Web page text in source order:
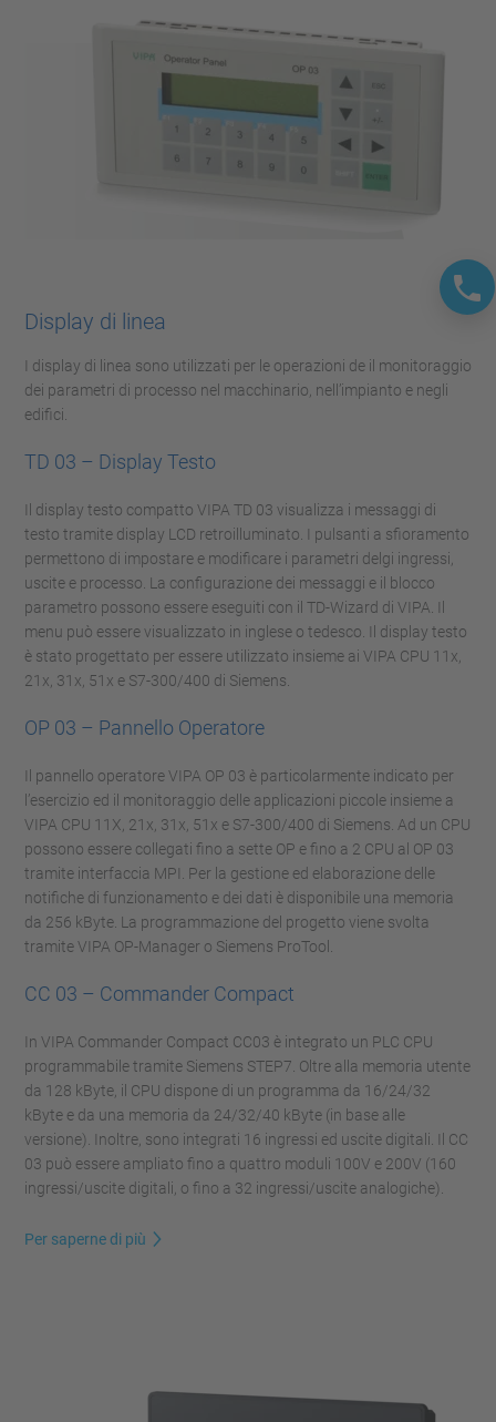
Display di linea
I display di linea sono utilizzati per le operazioni de il monitoraggio
dei parametri di processo nel macchinario, nell’impianto e negli
edifici.
TD 03 – Display Testo
Il display testo compatto VIPA TD 03 visualizza i messaggi di
testo tramite display LCD retroilluminato. I pulsanti a sfioramento
permettono di impostare e modificare i parametri delgi ingressi,
uscite e processo. La configurazione dei messaggi e il blocco
parametro possono essere eseguiti con il TD-Wizard di VIPA. Il
menu può essere visualizzato in inglese o tedesco. Il display testo
è stato progettato per essere utilizzato insieme ai VIPA CPU 11x,
21x, 31x, 51x e S7-300/400 di Siemens.
OP 03 – Pannello Operatore
Il pannello operatore VIPA OP 03 è particolarmente indicato per
l’esercizio ed il monitoraggio delle applicazioni piccole insieme a
VIPA CPU 11X, 21x, 31x, 51x e S7-300/400 di Siemens. Ad un CPU
possono essere collegati fino a sette OP e fino a 2 CPU al OP 03
tramite interfaccia MPI. Per la gestione ed elaborazione delle
notifiche di funzionamento e dei dati è disponibile una memoria
da 256 kByte. La programmazione del progetto viene svolta
tramite VIPA OP-Manager o Siemens ProTool.
CC 03 – Commander Compact
In VIPA Commander Compact CC03 è integrato un PLC CPU
programmabile tramite Siemens STEP7. Oltre alla memoria utente
da 128 kByte, il CPU dispone di un programma da 16/24/32
kByte e da una memoria da 24/32/40 kByte (in base alle
versione). Inoltre, sono integrati 16 ingressi ed uscite digitali. Il CC
03 può essere ampliato fino a quattro moduli 100V e 200V (160
ingressi/uscite digitali, o fino a 32 ingressi/uscite analogiche).
Per saperne di più